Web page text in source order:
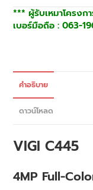
*** ผู้รับเหมาโครงก
เบอร์มือถือ : 063-
คำอธิบาย
ดาวน์โหลด
VIGI C445
4MP Full-